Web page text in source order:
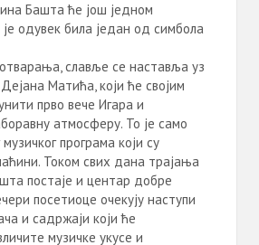
Башта ће још једном
одувек била један од симбола
славље се наставља уз
Матића, који ће својим
прво вече Игара и
атмосферу. То је само
програма који су
Током свих дана трајања
постаје и центар добре
посетиоце очекују наступи
и садржаји који ће
музичке укусе и